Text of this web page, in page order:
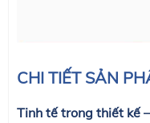
CHI TIẾT SẢN
Tinh tế trong thiết kế